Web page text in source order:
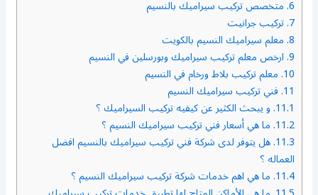
6. متخصص تركيب سيراميك بالنسيم
7. تركيب جرانيت
8. معلم سيراميك النسيم بالكويت
9. ارخص معلم تركيب سيراميك وبورسلين في النسيم
10. معلم تركيب بلاط ورخام في النسيم
11. فني تركيب سيراميك النسيم
11.1. و يبحث الكثير عن كيفيه تركيب السيراميك ؟
11.2. ما هي أسعار فني تركيب سيراميك النسيم ؟
11.3. هل يتوفر لدى شركة فني تركيب سيراميك بالنسيم افضل
العماله ؟
11.4. ما هي اهم خدمات شركة تركيب سيراميك النسيم ؟